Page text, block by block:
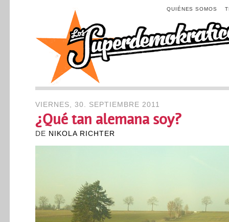
QUIÉNES SOMOS
VIERNES, 30. SEPTIEMBRE 2011
¿Qué tan alemana soy?
DE NIKOLA RICHTER